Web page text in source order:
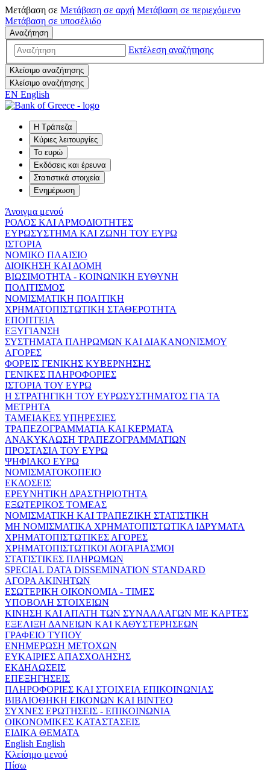
Μετάβαση σε Μετάβαση σε αρχή Μετάβαση σε περιεχόμενο
Μετάβαση σε υποσέλιδο
Αναζήτηση
Εκτέλεση αναζήτησης
Κλείσιμο αναζήτησης
Κλείσιμο αναζήτησης
EN English
Η Τράπεζα
Κύριες λειτουργίες
Το ευρώ
Εκδόσεις και έρευνα
Στατιστικά στοιχεία
Ενημέρωση
Άνοιγμα μενού
ΡΟΛΟΣ ΚΑΙ ΑΡΜΟΔΙΟΤΗΤΕΣ
ΕΥΡΩΣΥΣΤΗΜΑ ΚΑΙ ΖΩΝΗ ΤΟΥ ΕΥΡΩ
ΙΣΤΟΡΙΑ
ΝΟΜΙΚΟ ΠΛΑΙΣΙΟ
ΔΙΟΙΚΗΣΗ ΚΑΙ ΔΟΜΗ
ΒΙΩΣΙΜΟΤΗΤΑ - ΚΟΙΝΩΝΙΚΗ ΕΥΘΥΝΗ
ΠΟΛΙΤΙΣΜΟΣ
ΝΟΜΙΣΜΑΤΙΚΗ ΠΟΛΙΤΙΚΗ
ΧΡΗΜΑΤΟΠΙΣΤΩΤΙΚΗ ΣΤΑΘΕΡΟΤΗΤΑ
ΕΠΟΠΤΕΙΑ
ΕΞΥΓΙΑΝΣΗ
ΣΥΣΤΗΜΑΤΑ ΠΛΗΡΩΜΩΝ ΚΑΙ ΔΙΑΚΑΝΟΝΙΣΜΟΥ
ΑΓΟΡΕΣ
ΦΟΡΕΙΣ ΓΕΝΙΚΗΣ ΚΥΒΕΡΝΗΣΗΣ
ΓΕΝΙΚΕΣ ΠΛΗΡΟΦΟΡΙΕΣ
ΙΣΤΟΡΙΑ ΤΟΥ ΕΥΡΩ
Η ΣΤΡΑΤΗΓΙΚΗ ΤΟΥ ΕΥΡΩΣΥΣΤΗΜΑΤΟΣ ΓΙΑ ΤΑ
ΜΕΤΡΗΤΑ
ΤΑΜΕΙΑΚΕΣ ΥΠΗΡΕΣΙΕΣ
ΤΡΑΠΕΖΟΓΡΑΜΜΑΤΙΑ ΚΑΙ ΚΕΡΜΑΤΑ
ΑΝΑΚΥΚΛΩΣΗ ΤΡΑΠΕΖΟΓΡΑΜΜΑΤΙΩΝ
ΠΡΟΣΤΑΣΙΑ ΤΟΥ ΕΥΡΩ
ΨΗΦΙΑΚΟ ΕΥΡΩ
ΝΟΜΙΣΜΑΤΟΚΟΠΕΙΟ
ΕΚΔΟΣΕΙΣ
ΕΡΕΥΝΗΤΙΚΗ ΔΡΑΣΤΗΡΙΟΤΗΤΑ
ΕΞΩΤΕΡΙΚΟΣ ΤΟΜΕΑΣ
ΝΟΜΙΣΜΑΤΙΚΗ ΚΑΙ ΤΡΑΠΕΖΙΚΗ ΣΤΑΤΙΣΤΙΚΗ
ΜΗ ΝΟΜΙΣΜΑΤΙΚΑ ΧΡΗΜΑΤΟΠΙΣΤΩΤΙΚΑ ΙΔΡΥΜΑΤΑ
ΧΡΗΜΑΤΟΠΙΣΤΩΤΙΚΕΣ ΑΓΟΡΕΣ
ΧΡΗΜΑΤΟΠΙΣΤΩΤΙΚΟΙ ΛΟΓΑΡΙΑΣΜΟΙ
ΣΤΑΤΙΣΤΙΚΕΣ ΠΛΗΡΩΜΩΝ
SPECIAL DATA DISSEMINATION STANDARD
ΑΓΟΡΑ ΑΚΙΝΗΤΩΝ
ΕΣΩΤΕΡΙΚΗ ΟΙΚΟΝΟΜΙΑ - ΤΙΜΕΣ
ΥΠΟΒΟΛΗ ΣΤΟΙΧΕΙΩΝ
ΚΙΝΗΣΗ ΚΑΙ ΑΠΑΤΗ ΤΩΝ ΣΥΝΑΛΛΑΓΩΝ ΜΕ ΚΑΡΤΕΣ
ΕΞΕΛΙΞΗ ΔΑΝΕΙΩΝ ΚΑΙ ΚΑΘΥΣΤΕΡΗΣΕΩΝ
ΓΡΑΦΕΙΟ ΤΥΠΟΥ
ΕΝΗΜΕΡΩΣΗ ΜΕΤΟΧΩΝ
ΕΥΚΑΙΡΙΕΣ ΑΠΑΣΧΟΛΗΣΗΣ
ΕΚΔΗΛΩΣΕΙΣ
ΕΠΕΞΗΓΗΣΕΙΣ
ΠΛΗΡΟΦΟΡΙΕΣ ΚΑΙ ΣΤΟΙΧΕΙΑ ΕΠΙΚΟΙΝΩΝΙΑΣ
ΒΙΒΛΙΟΘΗΚΗ ΕΙΚΟΝΩΝ ΚΑΙ ΒΙΝΤΕΟ
ΣΥΧΝΕΣ ΕΡΩΤΗΣΕΙΣ - ΕΠΙΚΟΙΝΩΝΙΑ
ΟΙΚΟΝΟΜΙΚΕΣ ΚΑΤΑΣΤΑΣΕΙΣ
ΕΙΔΙΚΑ ΘΕΜΑΤΑ
English English
Κλείσιμο μενού
Πίσω